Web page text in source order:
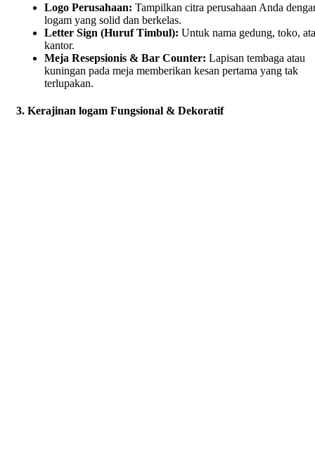
Logo Perusahaan: Tampilkan citra perusahaan Anda
logam yang solid dan berkelas.
Letter Sign (Huruf Timbul): Untuk nama gedung, toko,
kantor.
Meja Resepsionis & Bar Counter: Lapisan tembaga atau
kuningan pada meja memberikan kesan pertama yang tak
terlupakan.
3. Kerajinan logam Fungsional & Dekoratif